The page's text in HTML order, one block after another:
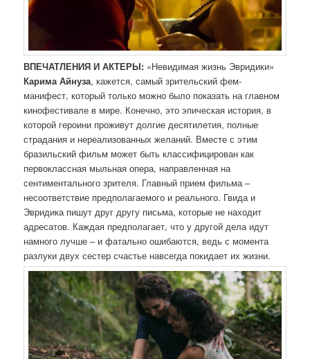
ВПЕЧАТЛЕНИЯ И АКТЕРЫ: «Невидимая жизнь Эвридики»
Карима Айнуза, кажется, самый зрительский фем-
манифест, который только можно было показать на главном
кинофестивале в мире. Конечно, это эпическая история, в
которой героини проживут долгие десятилетия, полные
страдания и нереализованных желаний. Вместе с этим
бразильский фильм может быть классифицирован как
первоклассная мыльная опера, направленная на
сентиментального зрителя. Главный прием фильма –
несоответствие предполагаемого и реального. Гвида и
Эвридика пишут друг другу письма, которые не находит
адресатов. Каждая предполагает, что у другой дела идут
намного лучше – и фатально ошибаются, ведь с момента
разлуки двух сестер счастье навсегда покидает их жизни.